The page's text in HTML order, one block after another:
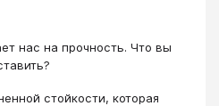
нас на прочность. Что вы
стойкости, которая